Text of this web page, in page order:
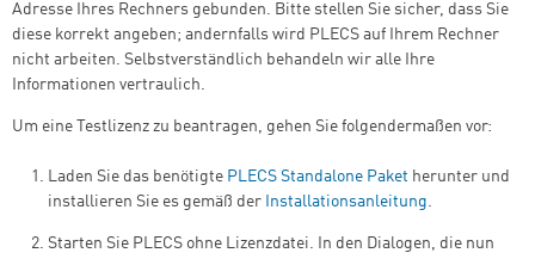
Adresse Ihres Rechners gebunden. Bitte stellen Sie sicher, dass Sie
diese korrekt angeben; andernfalls wird PLECS auf Ihrem Rechner
nicht arbeiten. Selbstverständlich behandeln wir alle Ihre
Informationen vertraulich.
Um eine Testlizenz zu beantragen, gehen Sie folgendermaßen vor:
Laden Sie das benötigte PLECS Standalone Paket herunter und
installieren Sie es gemäß der Installationsanleitung.
Starten Sie PLECS ohne Lizenzdatei. In den Dialogen, die nun